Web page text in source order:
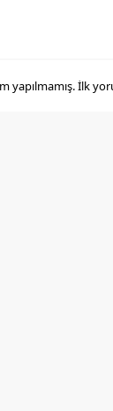
yapılmamış. İlk